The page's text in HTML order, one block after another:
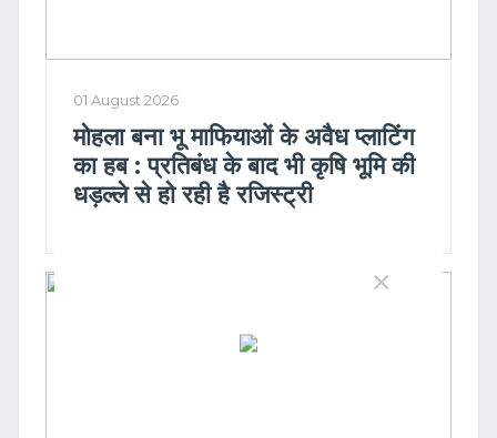
01 August 2026
मोहला बना भू माफियाओं के अवैध प्लाटिंग
का हब : प्रतिबंध के बाद भी कृषि भूमि की
धड़ल्ले से हो रही है रजिस्ट्री
×